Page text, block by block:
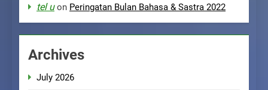
tel uon Peringatan Bulan Bahasa & Sastra 2022
Archives
July 2026